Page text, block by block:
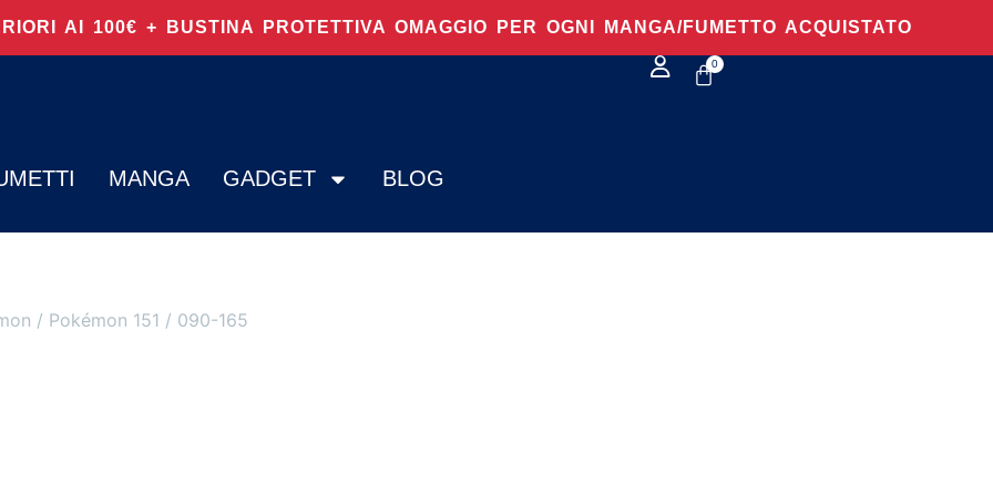
AI 100€ + BUSTINA PROTETTIVA OMAGGIO PER OGNI MANGA/FUMETTO ACQUISTATO
0
MANGA GADGET BLOG
/ Pokémon 151 / 090-165